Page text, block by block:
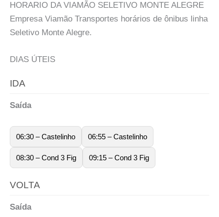
HORARIO DA VIAMÃO SELETIVO MONTE ALEGRE
Empresa Viamão Transportes horários de ônibus linha
Seletivo Monte Alegre.
DIAS ÚTEIS
IDA
Saída
06:30 – Castelinho 06:55 – Castelinho
08:30 – Cond 3 Fig 09:15 – Cond 3 Fig
VOLTA
Saída